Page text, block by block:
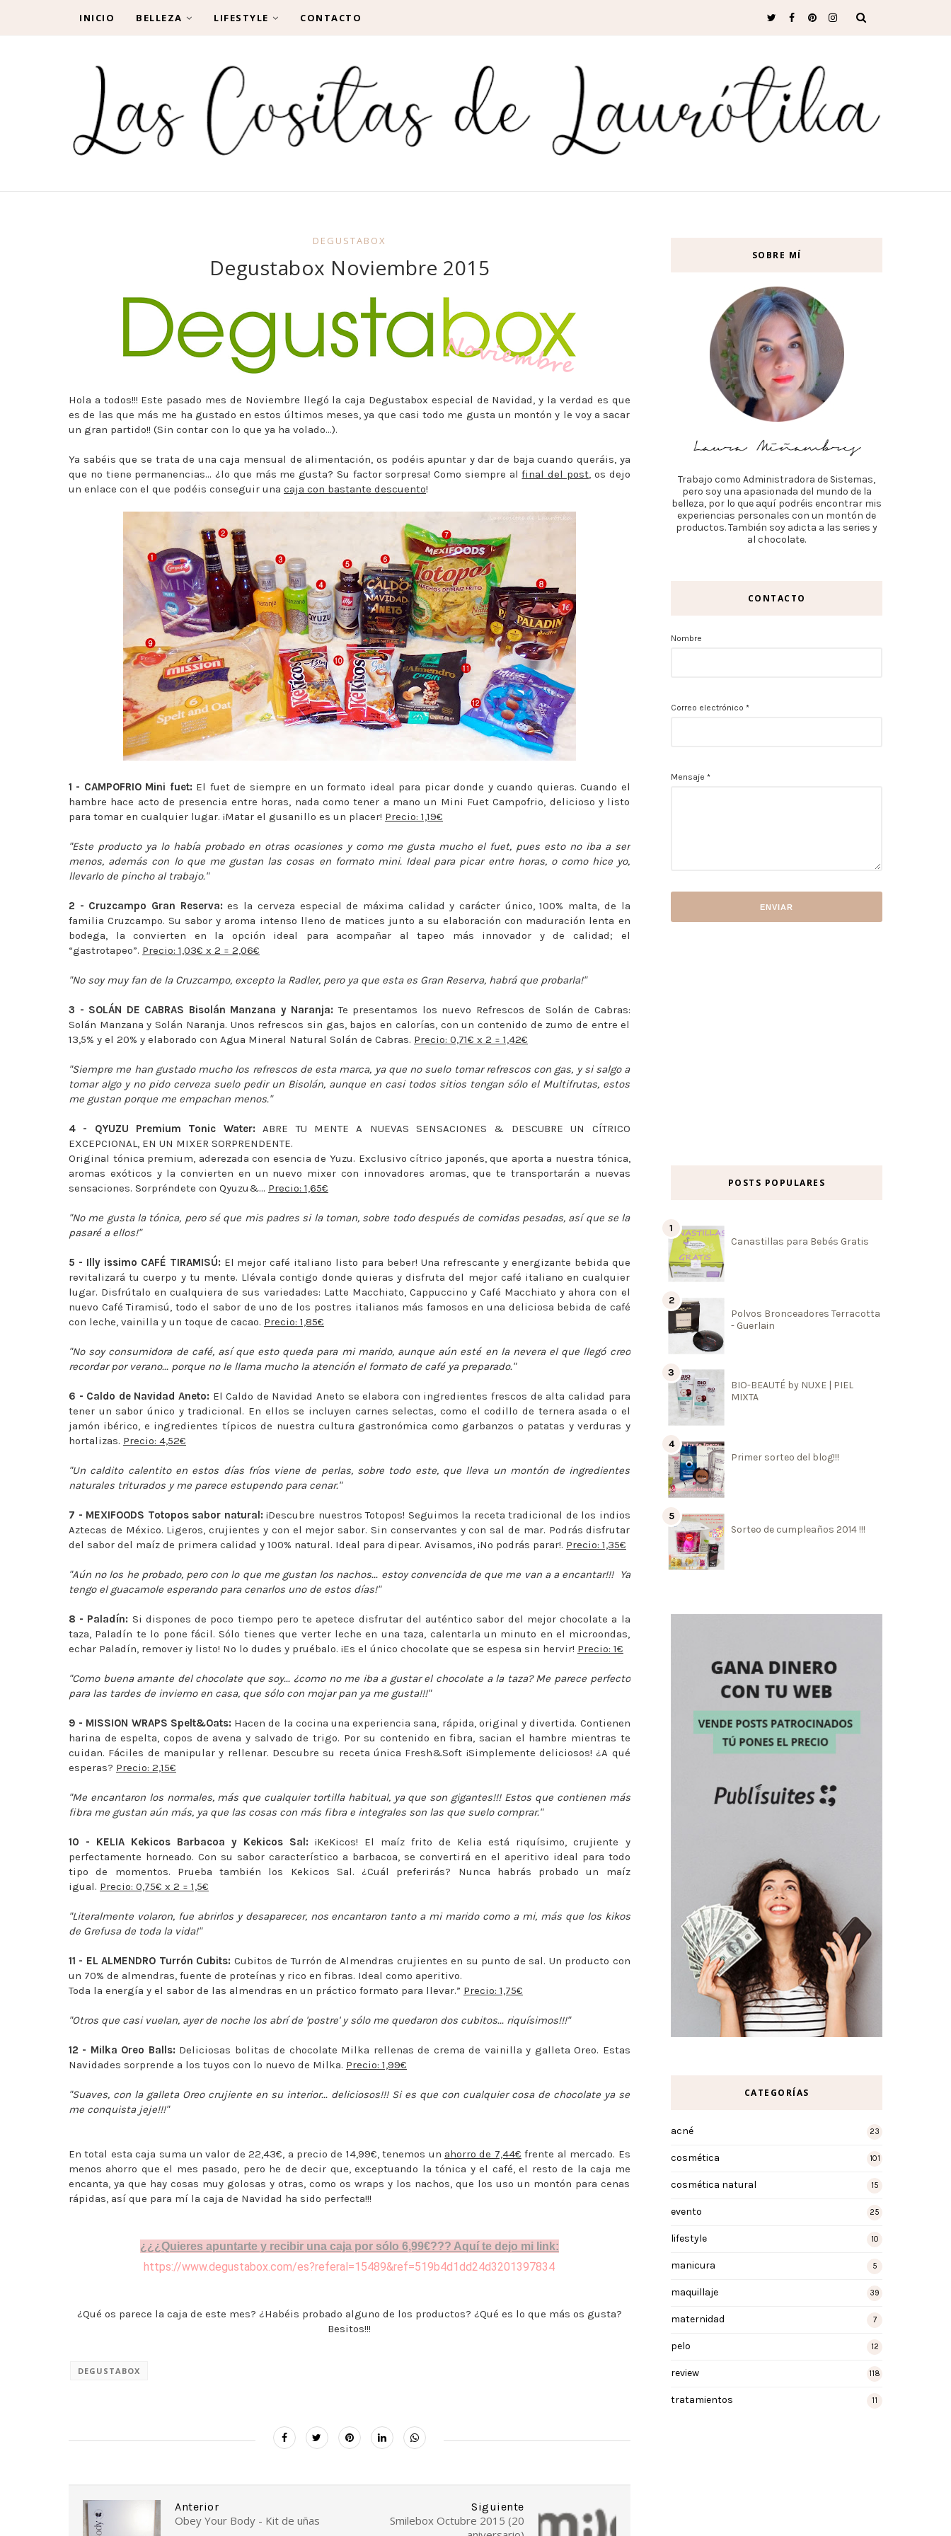
INICIO BELLEZA LIFESTYLE CONTACTO
DEGUSTABOX
Degustabox Noviembre 2015
Hola a todos!!! Este pasado mes de Noviembre llegó la caja Degustabox especial de Navidad, y la verdad es que
es de las que más me ha gustado en estos últimos meses, ya que casi todo me gusta un montón y le voy a sacar
un gran partido!! (Sin contar con lo que ya ha volado...).
Ya sabéis que se trata de una caja mensual de alimentación, os podéis apuntar y dar de baja cuando queráis, ya
que no tiene permanencias... ¿lo que más me gusta? Su factor sorpresa! Como siempre alfinal del post, os dejo
un enlace con el que podéis conseguir una caja con bastante descuento!
1 - CAMPOFRIO Mini fuet:El fuet de siempre en un formato ideal para picar donde y cuando quieras. Cuando el
hambre hace acto de presencia entre horas, nada como tener a mano un Mini Fuet Campofrio, delicioso y listo
para tomar en cualquier lugar. ¡Matar el gusanillo es un placer! Precio: 1,19€
"Este producto ya lo había probado en otras ocasiones y como me gusta mucho el fuet, pues esto no iba a ser
menos, además con lo que me gustan las cosas en formato mini. Ideal para picar entre horas, o como hice yo,
llevarlo de pincho al trabajo."
2 - Cruzcampo Gran Reserva:es la cerveza especial de máxima calidad y carácter único, 100% malta, de la
familia Cruzcampo. Su sabor y aroma intenso lleno de matices junto a su elaboración con maduración lenta en
bodega, la convierten en la opción ideal para acompañar al tapeo más innovador y de calidad; el
“gastrotapeo”. Precio: 1,03€ x 2 = 2,06€
"No soy muy fan de la Cruzcampo, excepto la Radler, pero ya que esta es Gran Reserva, habrá que probarla!"
3 - SOLÁN DE CABRAS Bisolán Manzana y Naranja: Te presentamos los nuevo Refrescos de Solán de Cabras:
Solán Manzana y Solán Naranja. Unos refrescos sin gas, bajos en calorías, con un contenido de zumo de entre el
13,5% y el 20% y elaborado con Agua Mineral Natural Solán de Cabras. Precio: 0,71€ x 2 = 1,42€
"Siempre me han gustado mucho los refrescos de esta marca, ya que no suelo tomar refrescos con gas, y si salgo a
tomar algo y no pido cerveza suelo pedir un Bisolán, aunque en casi todos sitios tengan sólo el Multifrutas, estos
me gustan porque me empachan menos."
4 - QYUZU Premium Tonic Water:ABRE TU MENTE A NUEVAS SENSACIONES & DESCUBRE UN CÍTRICO
EXCEPCIONAL, EN UN MIXER SORPRENDENTE.
Original tónica premium, aderezada con esencia de Yuzu. Exclusivo cítrico japonés, que aporta a nuestra tónica,
aromas exóticos y la convierten en un nuevo mixer con innovadores aromas, que te transportarán a nuevas
sensaciones. Sorpréndete con Qyuzu&... Precio: 1,65€
"No me gusta la tónica, pero sé que mis padres si la toman, sobre todo después de comidas pesadas, así que se la
pasaré a ellos!"
5 - Illy issimo CAFÉ TIRAMISÚ:El mejor café italiano listo para beber! Una refrescante y energizante bebida que
revitalizará tu cuerpo y tu mente. Llévala contigo donde quieras y disfruta del mejor café italiano en cualquier
lugar. Disfrútalo en cualquiera de sus variedades: Latte Macchiato, Cappuccino y Café Macchiato y ahora con el
nuevo Café Tiramisú, todo el sabor de uno de los postres italianos más famosos en una deliciosa bebida de café
con leche, vainilla y un toque de cacao. Precio: 1,85€
"No soy consumidora de café, así que esto queda para mi marido, aunque aún esté en la nevera el que llegó creo
recordar por verano... porque no le llama mucho la atención el formato de café ya preparado."
6 - Caldo de Navidad Aneto: El Caldo de Navidad Aneto se elabora con ingredientes frescos de alta calidad para
tener un sabor único y tradicional. En ellos se incluyen carnes selectas, como el codillo de ternera asada o el
jamón ibérico, e ingredientes típicos de nuestra cultura gastronómica como garbanzos o patatas y verduras y
hortalizas. Precio: 4,52€
"Un caldito calentito en estos días fríos viene de perlas, sobre todo este, que lleva un montón de ingredientes
naturales triturados y me parece estupendo para cenar."
7 - MEXIFOODS Totopos sabor natural:¡Descubre nuestros Totopos! Seguimos la receta tradicional de los indios
Aztecas de México. Ligeros, crujientes y con el mejor sabor. Sin conservantes y con sal de mar. Podrás disfrutar
del sabor del maíz de primera calidad y 100% natural. Ideal para dipear. Avisamos, ¡No podrás parar!. Precio: 1,35€
"Aún no los he probado, pero con lo que me gustan los nachos... estoy convencida de que me van a a encantar!!! Ya
tengo el guacamole esperando para cenarlos uno de estos días!"
8 - Paladín: Si dispones de poco tiempo pero te apetece disfrutar del auténtico sabor del mejor chocolate a la
taza, Paladín te lo pone fácil. Sólo tienes que verter leche en una taza, calentarla un minuto en el microondas,
echar Paladín, remover ¡y listo! No lo dudes y pruébalo. ¡Es el único chocolate que se espesa sin hervir! Precio: 1€
"Como buena amante del chocolate que soy... ¿como no me iba a gustar el chocolate a la taza? Me parece perfecto
para las tardes de invierno en casa, que sólo con mojar pan ya me gusta!!!"
9 - MISSION WRAPS Spelt&Oats:Hacen de la cocina una experiencia sana, rápida, original y divertida. Contienen
harina de espelta, copos de avena y salvado de trigo. Por su contenido en fibra, sacian el hambre mientras te
cuidan. Fáciles de manipular y rellenar. Descubre su receta única Fresh&Soft ¡Simplemente deliciosos! ¿A qué
esperas? Precio: 2,15€
"Me encantaron los normales, más que cualquier tortilla habitual, ya que son gigantes!!! Estos que contienen más
fibra me gustan aún más, ya que las cosas con más fibra e integrales son las que suelo comprar."
10 - KELIA Kekicos Barbacoa y Kekicos Sal: ¡KeKicos! El maíz frito de Kelia está riquísimo, crujiente y
perfectamente horneado. Con su sabor característico a barbacoa, se convertirá en el aperitivo ideal para todo
tipo de momentos. Prueba también los Kekicos Sal. ¿Cuál preferirás? Nunca habrás probado un maíz
igual. Precio: 0,75€ x 2 = 1,5€
"Literalmente volaron, fue abrirlos y desaparecer, nos encantaron tanto a mi marido como a mi, más que los kikos
de Grefusa de toda la vida!"
11 - EL ALMENDRO Turrón Cubits: Cubitos de Turrón de Almendras crujientes en su punto de sal. Un producto con
un 70% de almendras, fuente de proteínas y rico en fibras. Ideal como aperitivo.
Toda la energía y el sabor de las almendras en un práctico formato para llevar.” Precio: 1,75€
"Otros que casi vuelan, ayer de noche los abrí de 'postre' y sólo me quedaron dos cubitos... riquísimos!!!"
12 - Milka Oreo Balls:Deliciosas bolitas de chocolate Milka rellenas de crema de vainilla y galleta Oreo. Estas
Navidades sorprende a los tuyos con lo nuevo de Milka. Precio: 1,99€
"Suaves, con la galleta Oreo crujiente en su interior... deliciosos!!! Si es que con cualquier cosa de chocolate ya se
me conquista jeje!!!"
En total esta caja suma un valor de 22,43€, a precio de 14,99€, tenemos un ahorro de 7,44€ frente al mercado. Es
menos ahorro que el mes pasado, pero he de decir que, exceptuando la tónica y el café, el resto de la caja me
encanta, ya que hay cosas muy golosas y otras, como os wraps y los nachos, que los uso un montón para cenas
rápidas, así que para mí la caja de Navidad ha sido perfecta!!!
¿¿¿Quieres apuntarte y recibir una caja por sólo 6,99€??? Aquí te dejo mi link:
https://www.degustabox.com/es?referal=15489&ref=519b4d1dd24d3201397834
¿Qué os parece la caja de este mes? ¿Habéis probado alguno de los productos? ¿Qué es lo que más os gusta?
Besitos!!!
DEGUSTABOX
Siguiente
Smilebox Octubre 2015 (20
Anterior
Obey Your Body - Kit de uñas
SOBRE MÍ
Trabajo como Administradora de Sistemas,
pero soy una apasionada del mundo de la
belleza, por lo que aquí podréis encontrar mis
experiencias personales con un montón de
productos. También soy adicta a las series y
al chocolate.
CONTACTO
Nombre
Correo electrónico *
Mensaje *
POSTS POPULARES
Canastillas para Bebés Gratis
Polvos Bronceadores Terracotta
- Guerlain
BIO-BEAUTÉ by NUXE | PIEL
MIXTA
Primer sorteo del blog!!!
Sorteo de cumpleaños 2014 !!!
CATEGORÍAS
acné 23
cosmética 101
cosmética natural 15
evento 25
lifestyle 10
manicura 5
maquillaje 39
maternidad 7
pelo 12
review 118
tratamientos 11